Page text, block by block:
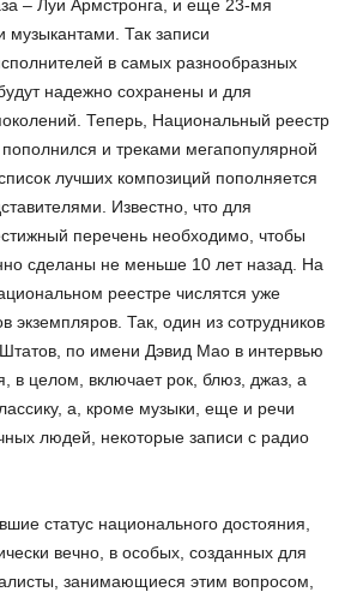
– Луи Армстронга, и еще 23-мя
музыкантами. Так записи
в самых разнообразных
надежно сохранены и для
Теперь, Национальный реестр
и треками мегапопулярной
лучших композиций пополняется
Известно, что для
перечень необходимо, чтобы
сделаны не меньше 10 лет назад. На
реестре числятся уже
экземпляров. Так, один из сотрудников
Штатов, по имени Дэвид Мао в интервью
в целом, включает рок, блюз, джаз, а
а, кроме музыки, еще и речи
людей, некоторые записи с радио
статус национального достояния,
вечно, в особых, созданных для
занимающиеся этим вопросом,